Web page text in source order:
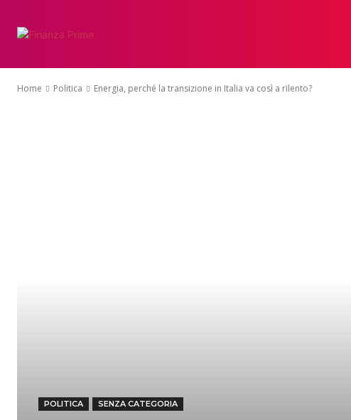
Home Politica Energia, perché la transizione in Italia va così a rilento?
POLITICA SENZA CATEGORIA